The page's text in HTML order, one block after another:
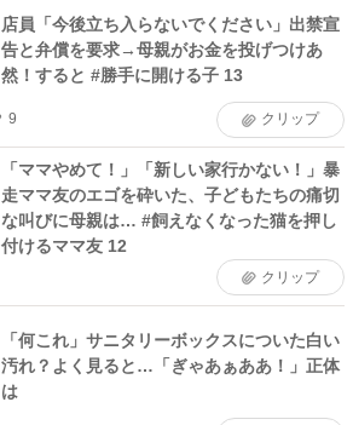
店員「今後立ち入らないでください」出禁宣
告と弁償を要求→母親がお金を投げつけあ
然！すると #勝手に開ける子 13
9 クリップ
「ママやめて！」「新しい家行かない！」暴
走ママ友のエゴを砕いた、子どもたちの痛切
な叫びに母親は… #飼えなくなった猫を押し
付けるママ友 12
クリップ
「何これ」サニタリーボックスについた白い
汚れ？よく見ると…「ぎゃあぁああ！」正体
は